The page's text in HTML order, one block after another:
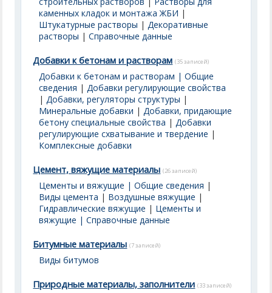
каменных кладок и монтажа ЖБИ |
Штукатурные растворы |Декоративные
растворы |Справочные данные
Добавки к бетонам и растворам (35 записей)
Добавки к бетонам и растворам | Общие
сведения |Добавки регулирующие свойства
|Добавки, регуляторы структуры |
Минеральные добавки |Добавки, придающие
бетону специальные свойства |Добавки
регулирующие схватывание и твердение |
Комплексные добавки
Цемент, вяжущие материалы (26 записей)
Цементы и вяжущие | Общие сведения |
Виды цемента | Воздушные вяжущие |
Гидравлические вяжущие | Цементы и
вяжущие | Справочные данные
Битумные материалы (7 записей)
Виды битумов
Природные материалы, заполнители (33 записей)